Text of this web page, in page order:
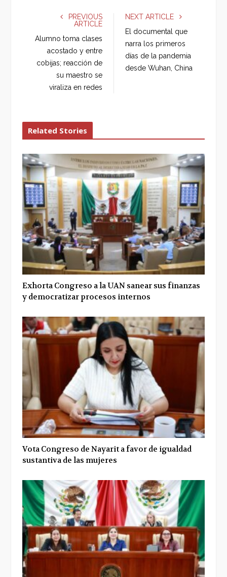
e
o
k
r
g
+
I
n
PREVIOUS
ARTICLE
Alumno toma clases
acostado y entre
cobijas; reacción de
su maestro se
viraliza en redes
NEXT ARTICLE
El documental que
narra los primeros
días de la pandemia
desde Wuhan, China
Related Stories
Exhorta Congreso a la UAN sanear sus finanzas
y democratizar procesos internos
Vota Congreso de Nayarit a favor de igualdad
sustantiva de las mujeres